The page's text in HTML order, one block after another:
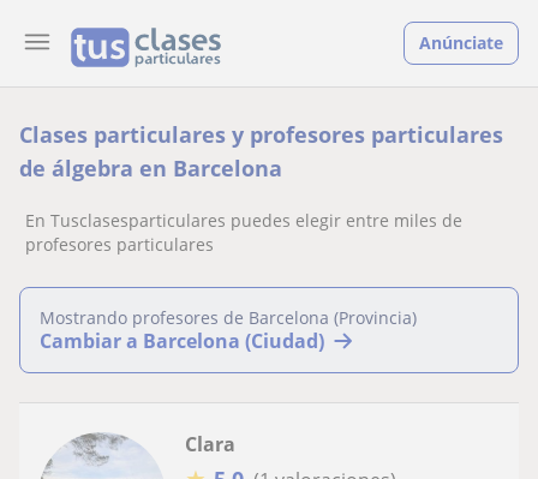
Anúnciate
Clases particulares y profesores particulares
de álgebra en Barcelona
En Tusclasesparticulares puedes elegir entre miles de
profesores particulares
Mostrando profesores de Barcelona (Provincia)
Cambiar a Barcelona (Ciudad)
Clara